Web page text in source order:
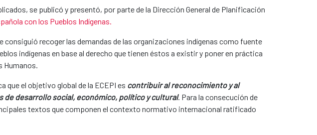
se publicó y presentó, por parte de la Dirección General de Planificación
con los Pueblos Indígenas
recoger las demandas de las organizaciones indígenas como fuente
indígenas en base al derecho que tienen éstos a existir y poner en práctica
el objetivo global de la ECEPI es contribuir al reconocimiento y al
desarrollo social, económico, político y cultural. Para la consecución de
textos que componen el contexto normativo internacional ratificado